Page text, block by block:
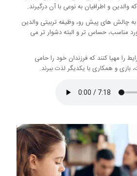
والدین و اطرافیان به نوعی با آن درگیرند.
چالش های پیش رو، وظیفه تربیتی والدین
مناسب، حساس تر و البته دشوار تر می
را مهیا کنند که فرزندان خود را حامی
بازی و همکاری با یکدیگر لذت ببرند.